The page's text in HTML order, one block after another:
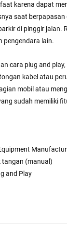
karena dapat
saat berpapasan
di pinggir jalan.
pengendara lain.
cara plug and
kabel atau
mobil atau
sudah memiliki
tangan (manual)
and Play